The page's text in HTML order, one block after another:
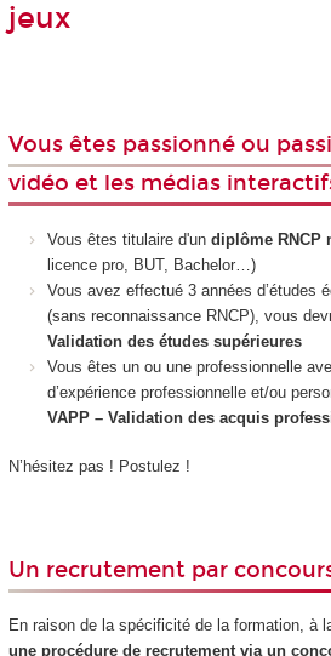
jeux
Vous êtes passionné ou
vidéo et les médias
Vous êtes titulaire d'un diplôme RNCP
licence pro, BUT, Bachelor…)
Vous avez effectué 3 années d’études
(sans reconnaissance RNCP), vous
Validation des études supérieures
Vous êtes un ou une professionnelle
d’expérience professionnelle et/ou
VAPP – Validation des acquis
N’hésitez pas ! Postulez !
Un recrutement par
En raison de la spécificité de la formation, à
une procédure de recrutement via un